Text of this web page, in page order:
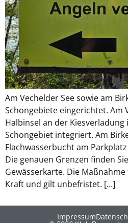
Am Vechelder See sowie am
Schongebiete eingerichtet. Am
Halbinsel an der
Schongebiet integriert. Am
Flachwasserbucht am
Die genauen Grenzen finden
Gewässerkarte. Die
Kraft und gilt unbefristet. […]
Impressum